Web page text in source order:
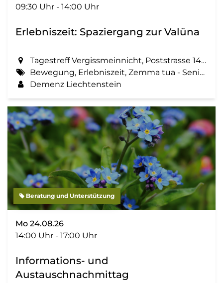
09:30 Uhr - 14:00 Uhr
Erlebniszeit: Spaziergang zur Valüna
Tagestreff Vergissmeinnicht, Poststrasse 14 in Schaan
Bewegung, Erlebniszeit, Zemma tua - Senioren gemeinsam aktiv, Spaziergang, Geselligkeit
Demenz Liechtenstein
Beratung und Unterstützung
Mo 24.08.26
14:00 Uhr - 17:00 Uhr
Informations- und
Austauschnachmittag